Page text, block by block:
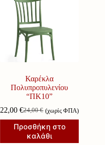
Καρέκλα
Πολυπροπυλενίου
“ΠΚ10”
24,00€
Original
price
was:
24,00 €.
22,00€Η
τρέχουσα
τιμή
είναι:
(χωρίς ΦΠΑ)
Προσθήκη στο
καλάθι